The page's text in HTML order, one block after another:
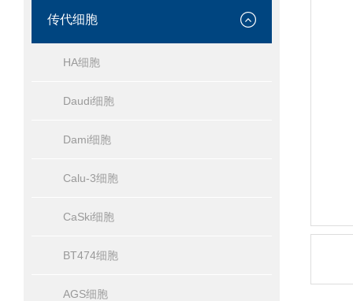
传代细胞
HA细胞
Daudi细胞
Dami细胞
Calu-3细胞
CaSki细胞
BT474细胞
AGS细胞